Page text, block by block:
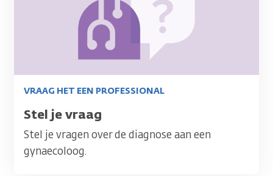
VRAAG HET EEN PROFESSIONAL
Titel
Stel je vraag
Stel je vragen over de diagnose aan een
gynaecoloog.